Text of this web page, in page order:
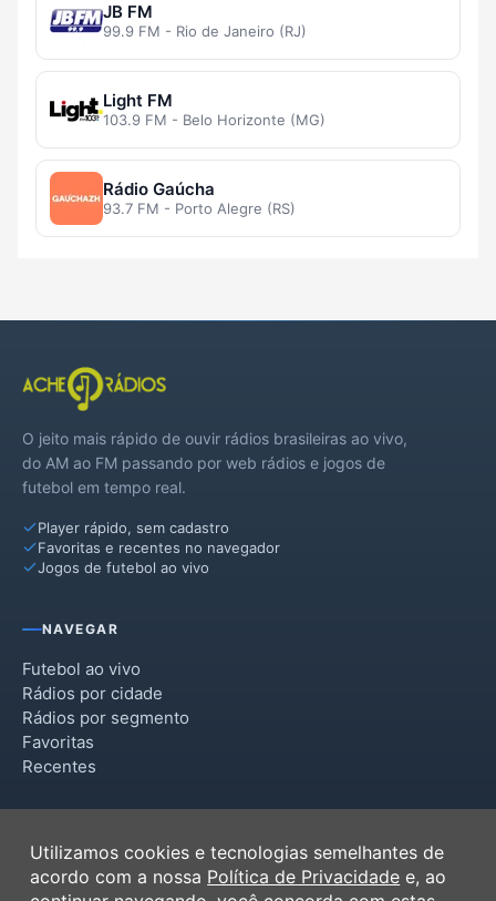
JB FM
99.9 FM - Rio de Janeiro (RJ)
Light FM
103.9 FM - Belo Horizonte (MG)
Rádio Gaúcha
93.7 FM - Porto Alegre (RS)
O jeito mais rápido de ouvir rádios brasileiras ao vivo,
do AM ao FM passando por web rádios e jogos de
futebol em tempo real.
Player rápido, sem cadastro
Favoritas e recentes no navegador
Jogos de futebol ao vivo
NAVEGAR
Futebol ao vivo
Rádios por cidade
Rádios por segmento
Favoritas
Recentes
Termos de Uso
Política de Privacidade
Utilizamos cookies e tecnologias semelhantes de
acordo com a nossa Política de Privacidade e, ao